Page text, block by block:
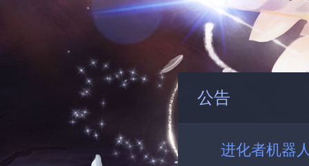
公告
进化者机器